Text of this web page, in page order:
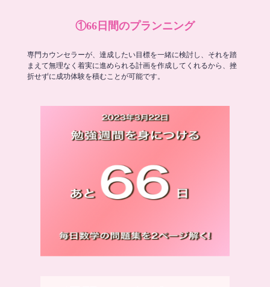
①66日間のプランニング
専門カウンセラーが、達成したい目標を一緒に検討し、それを踏
まえて無理なく着実に進められる計画を作成してくれるから、挫
折せずに成功体験を積むことが可能です。